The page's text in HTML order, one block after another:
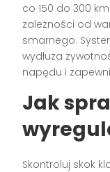
co 150 do 300
zależności od
smarnego.
wydłuża
napędu i
Jak
Skontroluj skok